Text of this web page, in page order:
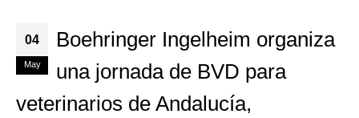
04
May
Boehringer Ingelheim organiza
una jornada de BVD para
veterinarios de Andalucía,